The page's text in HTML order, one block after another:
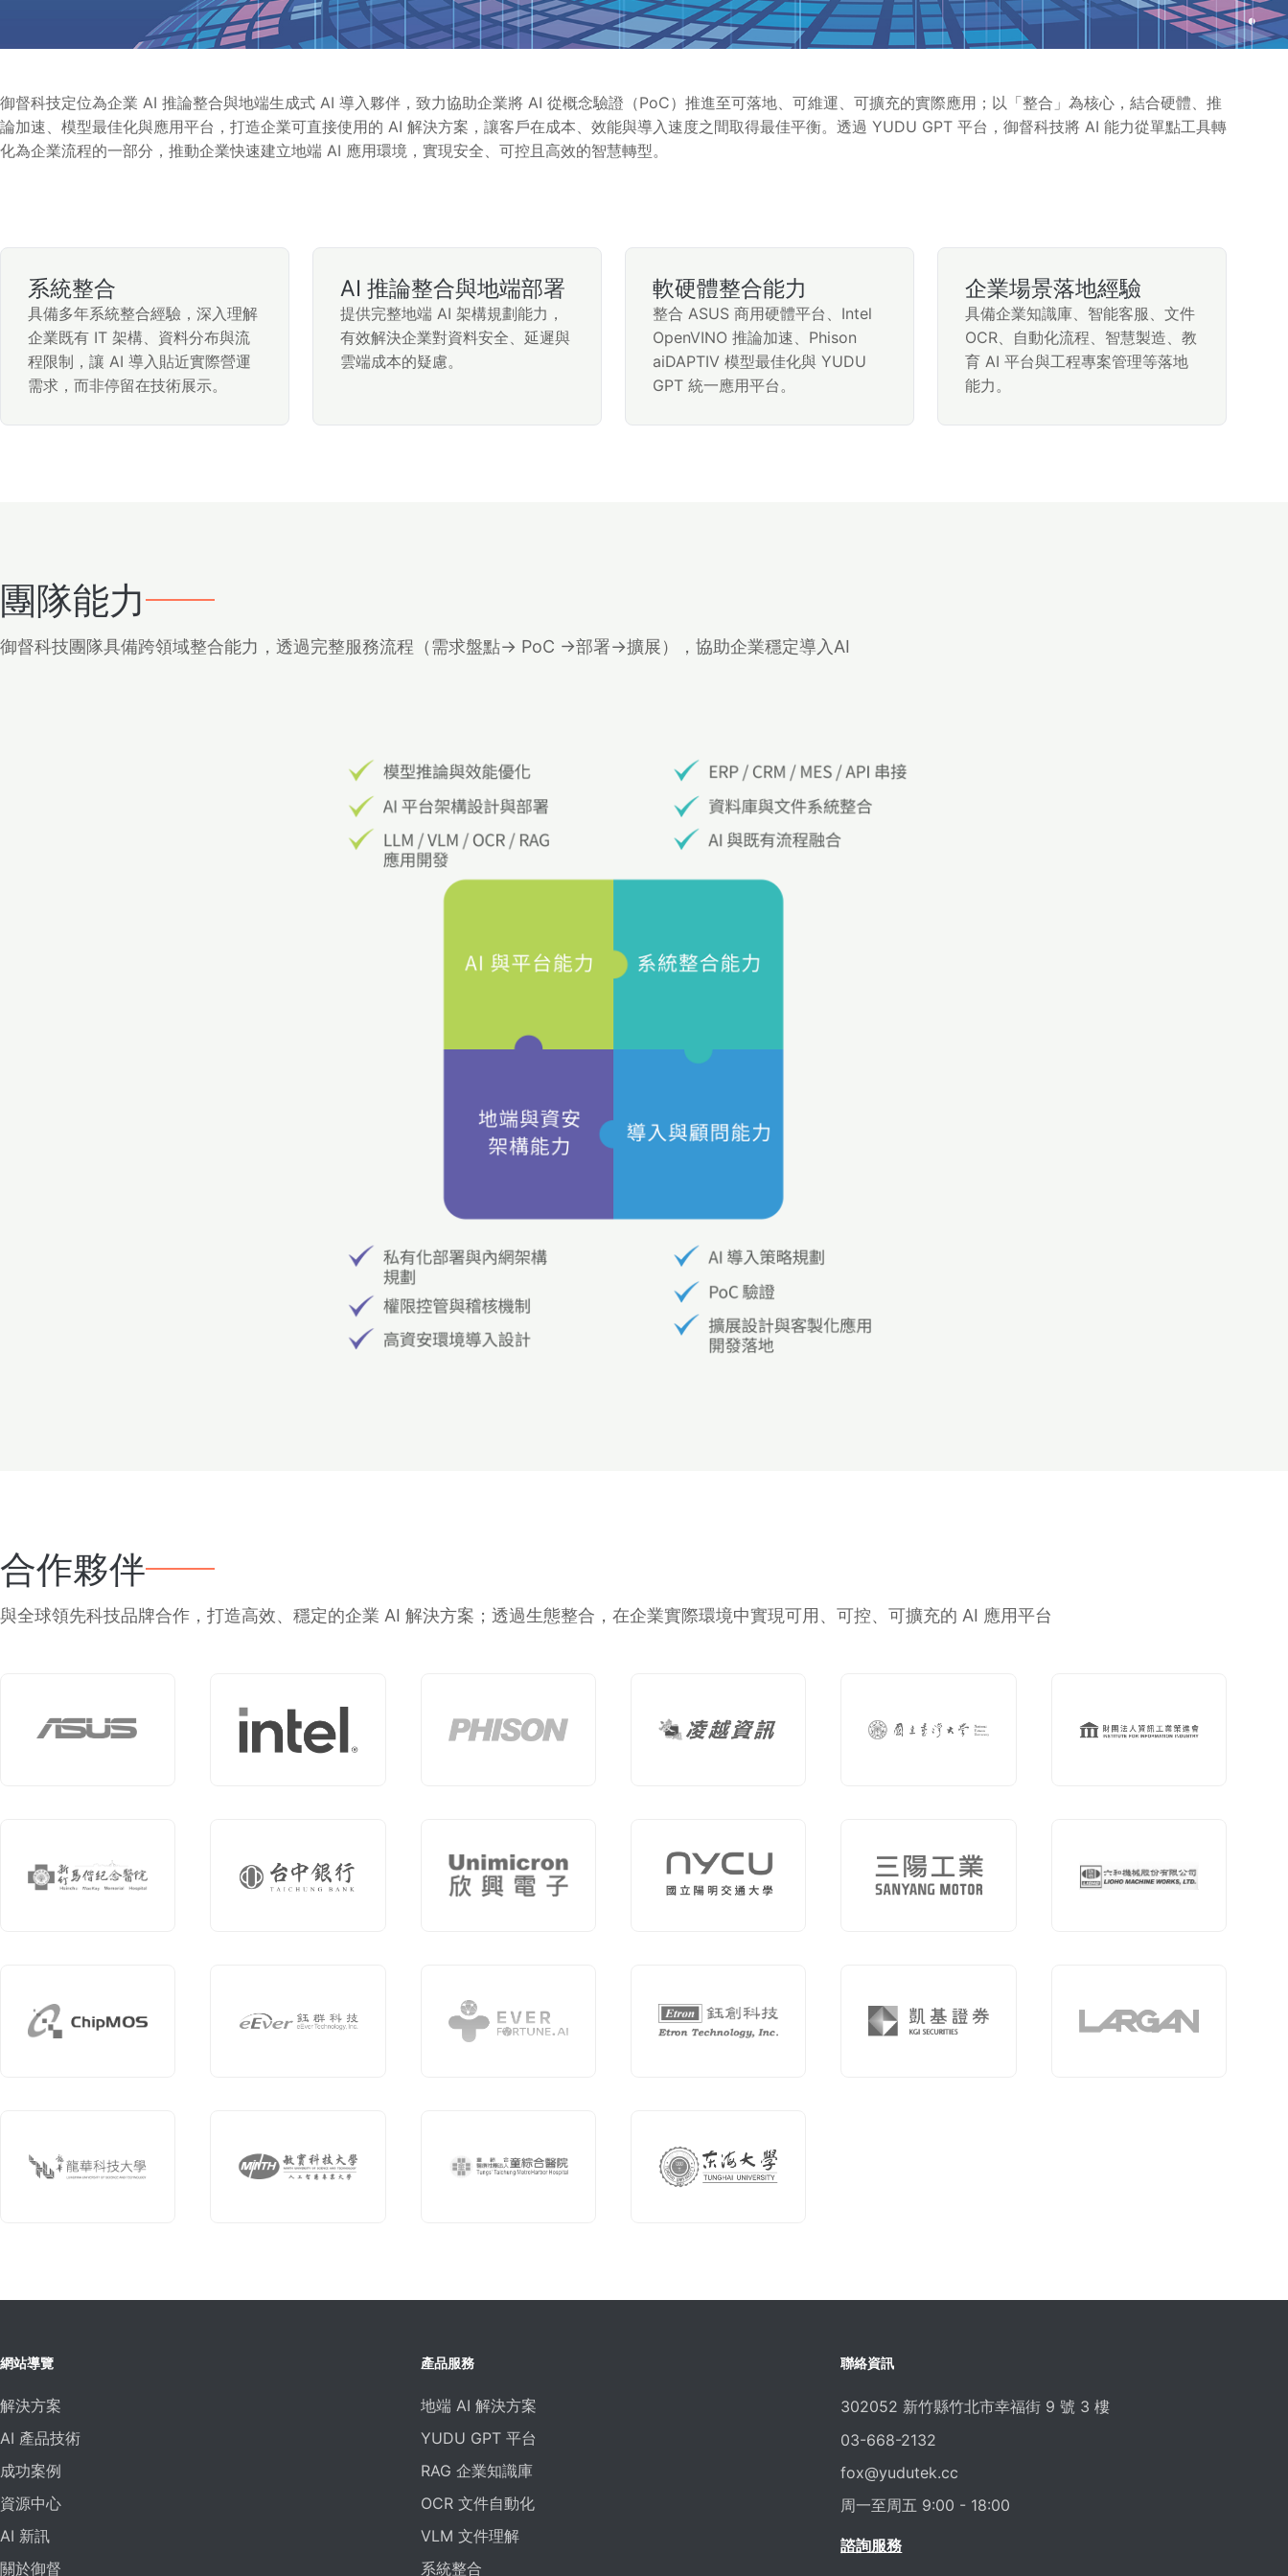
御督科技定位為企業 AI 推論整合與地端生成式 AI 導入夥伴，致力協助企業將 AI 從概念驗證（PoC）推進至可落地、可維運、可擴充的實際應用；以「整合」為核心，結合硬體、推
論加速、模型最佳化與應用平台，打造企業可直接使用的 AI 解決方案，讓客戶在成本、效能與導入速度之間取得最佳平衡。透過 YUDU GPT 平台，御督科技將 AI 能力從單點工具轉
化為企業流程的一部分，推動企業快速建立地端 AI 應用環境，實現安全、可控且高效的智慧轉型。
系統整合
具備多年系統整合經驗，深入理解
企業既有 IT 架構、資料分布與流
程限制，讓 AI 導入貼近實際營運
需求，而非停留在技術展示。
AI 推論整合與地端部署
提供完整地端 AI 架構規劃能力，
有效解決企業對資料安全、延遲與
雲端成本的疑慮。
軟硬體整合能力
整合 ASUS 商用硬體平台、Intel
OpenVINO 推論加速、Phison
aiDAPTIV 模型最佳化與 YUDU
GPT 統一應用平台。
企業場景落地經驗
具備企業知識庫、智能客服、文件
OCR、自動化流程、智慧製造、教
育 AI 平台與工程專案管理等落地
能力。
團隊能力
御督科技團隊具備跨領域整合能力，透過完整服務流程（需求盤點→ PoC →部署→擴展），協助企業穩定導入AI
合作夥伴
與全球領先科技品牌合作，打造高效、穩定的企業 AI 解決方案；透過生態整合，在企業實際環境中實現可用、可控、可擴充的 AI 應用平台
網站導覽
解決方案
AI 產品技術
成功案例
資源中心
AI 新訊
關於御督
產品服務
地端 AI 解決方案
YUDU GPT 平台
RAG 企業知識庫
OCR 文件自動化
VLM 文件理解
系統整合
聯絡資訊
302052 新竹縣竹北市幸福街 9 號 3 樓
03-668-2132
fox@yudutek.cc
周一至周五 9:00 - 18:00
諮詢服務